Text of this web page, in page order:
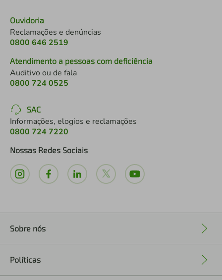
Ouvidoria
Reclamações e denúncias
0800 646 2519
Atendimento a pessoas com deficiência
Auditivo ou de fala
0800 724 0525
SAC
Informações, elogios e reclamações
0800 724 7220
Nossas Redes Sociais
Sobre nós
Políticas